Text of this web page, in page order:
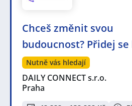
Chceš změnit svou
budoucnost? Přidej se
Nutně vás hledají
DAILY CONNECT s.r.o.
Praha